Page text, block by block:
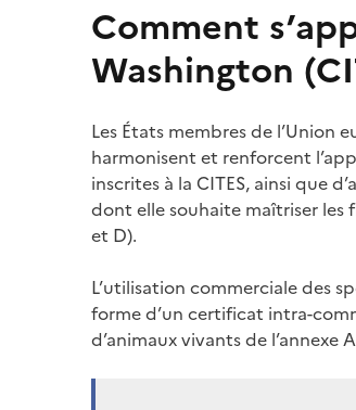
Comment
Washington
Les États membres de l’Union
harmonisent et renforcent
inscrites à la CITES, ainsi que
dont elle souhaite maîtriser les
et D).
L’utilisation commerciale des
forme d’un certificat intra-
d’animaux vivants de